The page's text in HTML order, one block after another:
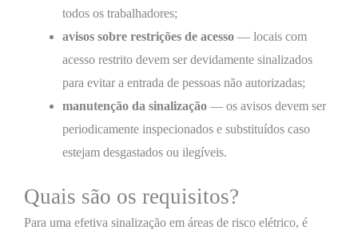
todos os trabalhadores;
avisos sobre restrições de acesso — locais com
acesso restrito devem ser devidamente sinalizados
para evitar a entrada de pessoas não autorizadas;
manutenção da sinalização — os avisos devem ser
periodicamente inspecionados e substituídos caso
estejam desgastados ou ilegíveis.
Quais são os requisitos?
Para uma efetiva sinalização em áreas de risco elétrico, é